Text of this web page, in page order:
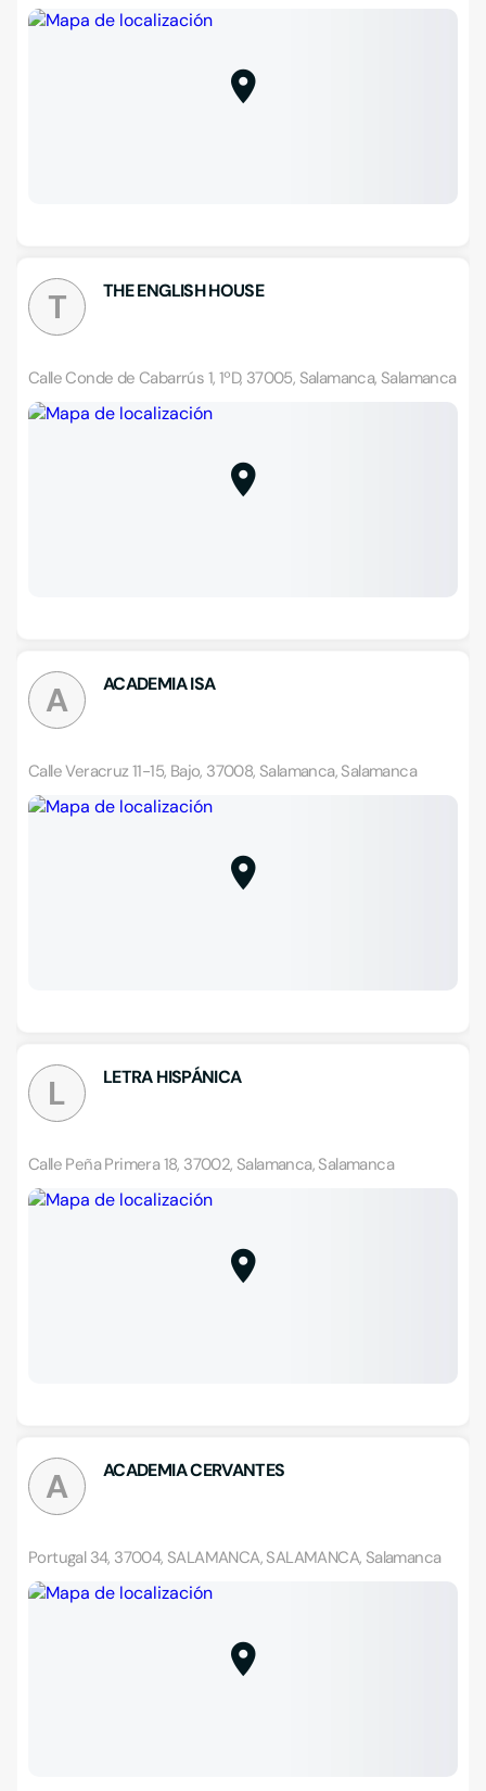
T THE ENGLISH HOUSE
Calle Conde de Cabarrús 1, 1ºD, 37005, Salamanca, Salamanca
A ACADEMIA ISA
Calle Veracruz 11-15, Bajo, 37008, Salamanca, Salamanca
L LETRA HISPÁNICA
Calle Peña Primera 18, 37002, Salamanca, Salamanca
A ACADEMIA CERVANTES
Portugal 34, 37004, SALAMANCA, SALAMANCA, Salamanca